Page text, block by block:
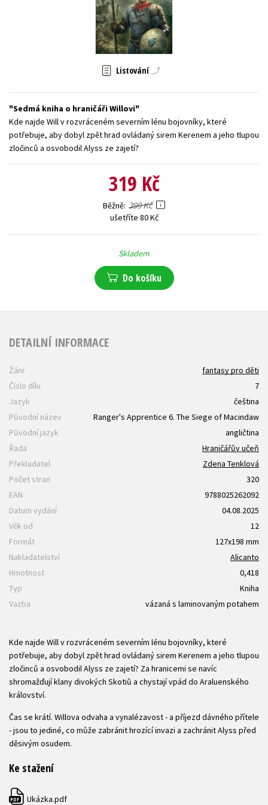
Zahraniční literatura
Všechny tituly
Listování
Sedmá kniha o hraničáři Willovi
Kde najde Will v rozvráceném severním lénu bojovníky, které
potřebuje, aby dobyl zpět hrad ovládaný sirem Kerenem a jeho tlupou
zločinců a osvobodil Alyss ze zajetí?
319 Kč
Běžně 399 Kč
ušetříte 80 Kč
Skladem
Do košíku
DETAILNÍ INFORMACE
Žánr
fantasy pro děti
Číslo dílu
7
Jazyk
čeština
Původní název
Ranger's Apprentice 6. The Siege of Macindaw
Původní jazyk
angličtina
Řada
Hraničářův učeň
Překladatel
Zdena Tenklová
Počet stran
320
EAN
9788025262092
Datum vydání
04.08.2025
Věk od
12
Formát
127x198 mm
Nakladatelství
Alicanto
Hmotnost
0,418
Typ
Kniha
Vazba
vázaná s laminovaným potahem
Kde najde Will v rozvráceném severním lénu bojovníky, které
potřebuje, aby dobyl zpět hrad ovládaný sirem Kerenem a jeho tlupou
zločinců a osvobodil Alyss ze zajetí? Za hranicemi se navíc
shromažďují klany divokých Skotiů a chystají vpád do Araluenského
království.
Čas se krátí. Willova odvaha a vynalézavost - a příjezd dávného přítele
- jsou to jediné, co může zabránit hrozící invazi a zachránit Alyss před
děsivým osudem.
Ke stažení
PDF Ukázka.pdf